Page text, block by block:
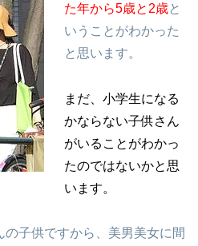
た年から5歳と2歳と
いうことがわかった
と思います。
まだ、小学生になる
かならない子供さん
がいることがわかっ
たのではないかと思
います。
子供ですから、美男美女に間